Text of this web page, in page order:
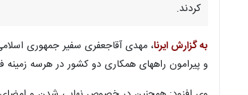
کردند.
به گزارش ایرنا
و پیرامون راههای همکاری دو کشور در هرسه زمینه